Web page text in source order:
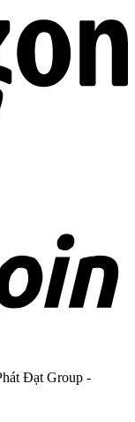
Đạt Group -